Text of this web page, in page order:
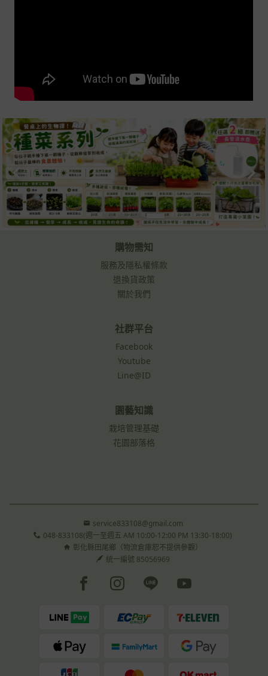
購物需知
服務及隱私權條款
退換貨政策
關於我們
社群平台
Facebook
Youtube
Line@ID
園藝知識
栽培管理基礎
花園部落格
service833108@gmail.com
048-833108(週一至週五 AM 10:00-12:00 PM 13:30-18:00)
彰化縣田尾鄉（物流倉庫恕不提供參觀）
統一編號 85056969
Facebook page
Instagram page
Line pageYoutube page